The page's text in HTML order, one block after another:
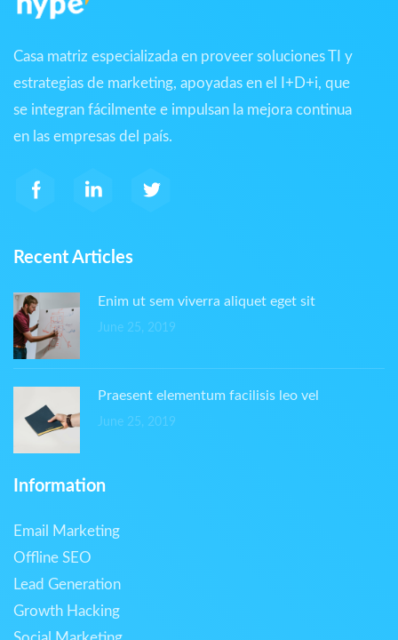
Casa matriz especializada en proveer soluciones TI y
estrategias de marketing, apoyadas en el I+D+i, que
se integran fácilmente e impulsan la mejora continua
en las empresas del país.
Recent Articles
Enim ut sem viverra aliquet eget sit
June 25, 2019
Praesent elementum facilisis leo vel
June 25, 2019
Information
Email Marketing
Offline SEO
Lead Generation
Growth Hacking